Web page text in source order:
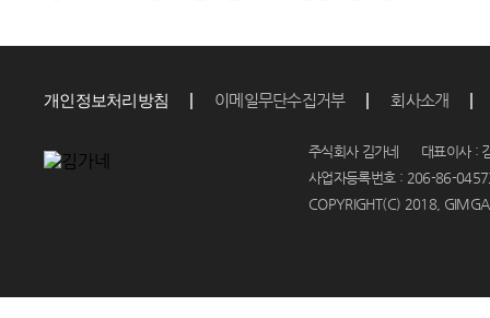
개인정보처리방침 이메일무단수집거부 회사소개
주식회사 김가네 대표이사 :
사업자등록번호 : 206-86-
COPYRIGHT(C) 2018,